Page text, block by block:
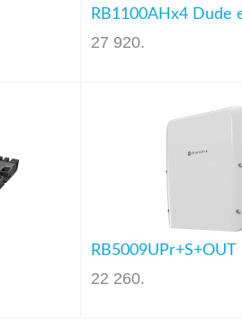
RB1100AHx4 Dude
27 920.
RB5009UPr+S+OUT
22 260.